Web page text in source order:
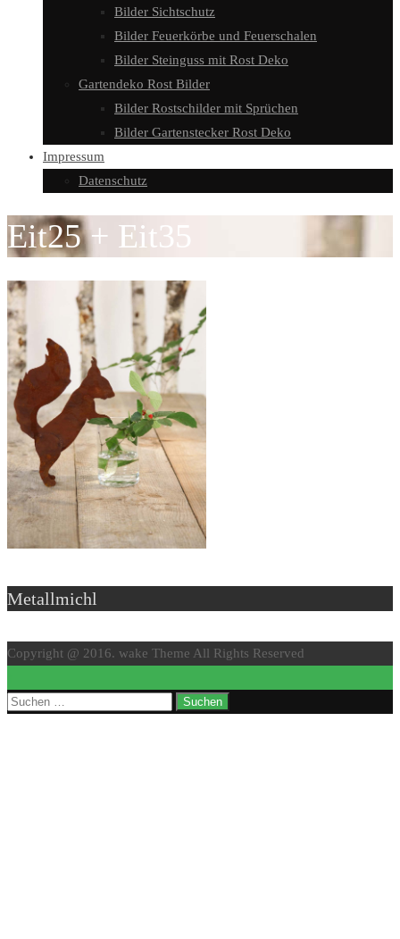
Bilder Sichtschutz
Bilder Feuerkörbe und Feuerschalen
Bilder Steinguss mit Rost Deko
Gartendeko Rost Bilder
Bilder Rostschilder mit Sprüchen
Bilder Gartenstecker Rost Deko
Impressum
Datenschutz
Eit25 + Eit35
Metallmichl
Copyright @ 2016. wake Theme All Rights Reserved
Suchen